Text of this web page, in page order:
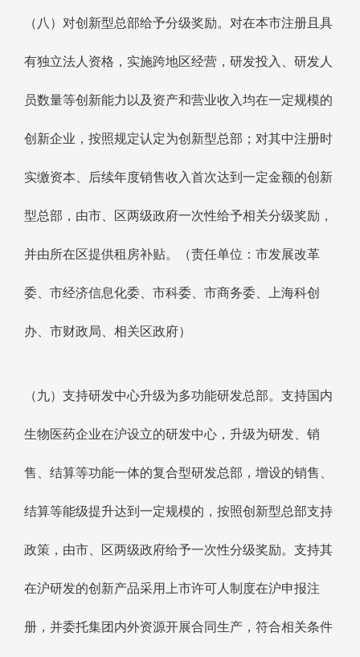
（八）对创新型总部给予分级奖励。对在本市注册且具
有独立法人资格，实施跨地区经营，研发投入、研发人
员数量等创新能力以及资产和营业收入均在一定规模的
创新企业，按照规定认定为创新型总部；对其中注册时
实缴资本、后续年度销售收入首次达到一定金额的创新
型总部，由市、区两级政府一次性给予相关分级奖励，
并由所在区提供租房补贴。（责任单位：市发展改革
委、市经济信息化委、市科委、市商务委、上海科创
办、市财政局、相关区政府）
（九）支持研发中心升级为多功能研发总部。支持国内
生物医药企业在沪设立的研发中心，升级为研发、销
售、结算等功能一体的复合型研发总部，增设的销售、
结算等能级提升达到一定规模的，按照创新型总部支持
政策，由市、区两级政府给予一次性分级奖励。支持其
在沪研发的创新产品采用上市许可人制度在沪申报注
册，并委托集团内外资源开展合同生产，符合相关条件